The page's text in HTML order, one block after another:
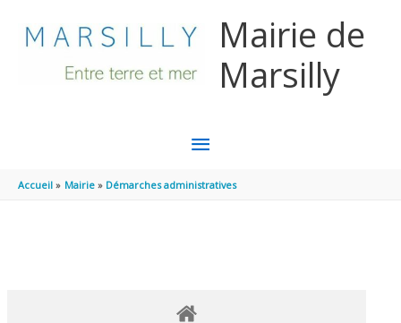
Mairie de
Marsilly
MENU
PRINCIPAL
Accueil Mairie Démarches administratives